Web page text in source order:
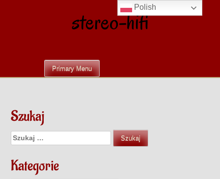
stereo-hifi
Primary Menu
Szukaj
Szukaj:
Kategorie
Polish